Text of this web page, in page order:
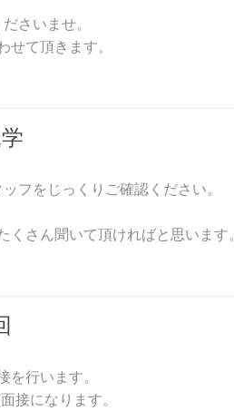
さいませ。
て頂きます。
フをじっくりご確認ください。
さん聞いて頂ければと思います。
行います。
接になります。